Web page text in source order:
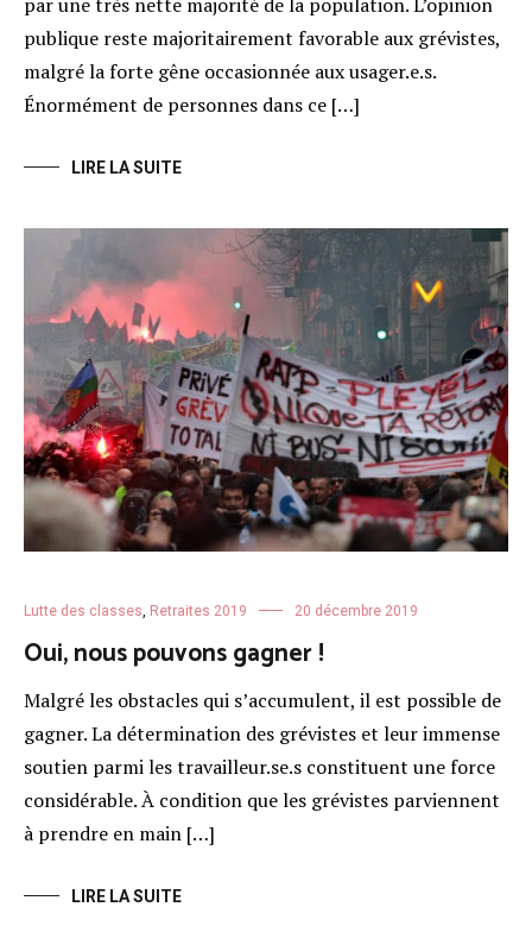
publique reste majoritairement favorable aux grévistes,
malgré la forte gêne occasionnée aux usager.e.s.
Énormément de personnes dans ce […]
LIRE LA SUITE
Lutte des classes, Retraites 2019 20 décembre 2019
Oui, nous pouvons gagner !
Malgré les obstacles qui s’accumulent, il est possible de
gagner. La détermination des grévistes et leur immense
soutien parmi les travailleur.se.s constituent une force
considérable. À condition que les grévistes parviennent
à prendre en main […]
LIRE LA SUITE